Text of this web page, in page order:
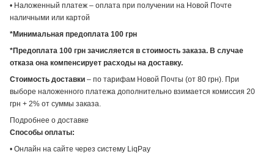
• Наложенный платеж – оплата при получении на Новой Почте
наличными или картой
*Минимальная предоплата 100 грн
*Предоплата 100 грн зачисляется в стоимость заказа. В случае
отказа она компенсирует расходы на доставку.
Стоимость доставки – по тарифам Новой Почты (от 80 грн). При
выборе наложенного платежа дополнительно взимается комиссия 20
грн + 2% от суммы заказа.
Подробнее о доставке
Способы оплаты:
• Онлайн на сайте через систему LiqPay